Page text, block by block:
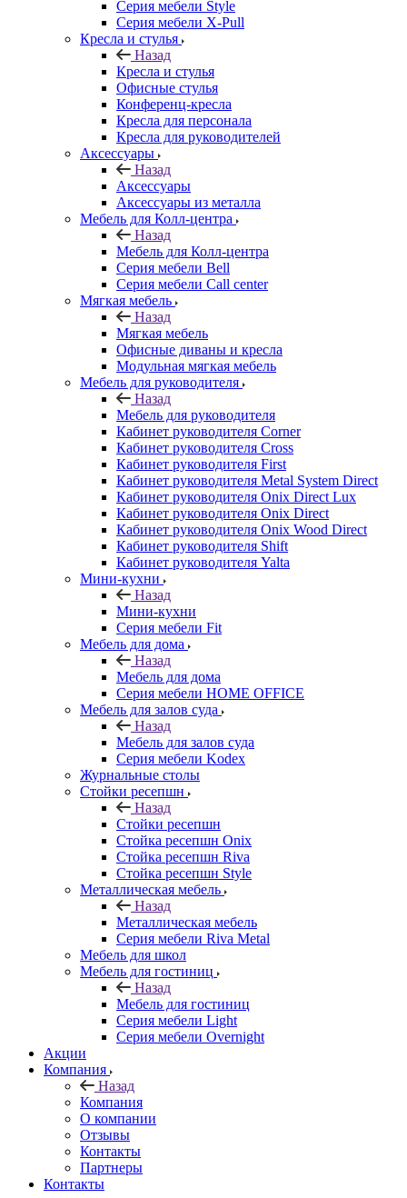
Серия мебели Style
Серия мебели X-Pull
Кресла и стулья
Назад
Кресла и стулья
Офисные стулья
Конференц-кресла
Кресла для персонала
Кресла для руководителей
Аксессуары
Назад
Аксессуары
Аксессуары из металла
Мебель для Колл-центра
Назад
Мебель для Колл-центра
Серия мебели Bell
Серия мебели Call center
Мягкая мебель
Назад
Мягкая мебель
Офисные диваны и кресла
Модульная мягкая мебель
Мебель для руководителя
Назад
Мебель для руководителя
Кабинет руководителя Corner
Кабинет руководителя Cross
Кабинет руководителя First
Кабинет руководителя Metal System Direct
Кабинет руководителя Onix Direct Lux
Кабинет руководителя Onix Direct
Кабинет руководителя Onix Wood Direct
Кабинет руководителя Shift
Кабинет руководителя Yalta
Мини-кухни
Назад
Мини-кухни
Серия мебели Fit
Мебель для дома
Назад
Мебель для дома
Серия мебели HOME OFFICE
Мебель для залов суда
Назад
Мебель для залов суда
Серия мебели Kodex
Журнальные столы
Стойки ресепшн
Назад
Стойки ресепшн
Стойка ресепшн Onix
Стойка ресепшн Riva
Стойка ресепшн Style
Металлическая мебель
Назад
Металлическая мебель
Серия мебели Riva Metal
Мебель для школ
Мебель для гостиниц
Назад
Мебель для гостиниц
Серия мебели Light
Серия мебели Overnight
Акции
Компания
Назад
Компания
О компании
Отзывы
Контакты
Партнеры
Контакты